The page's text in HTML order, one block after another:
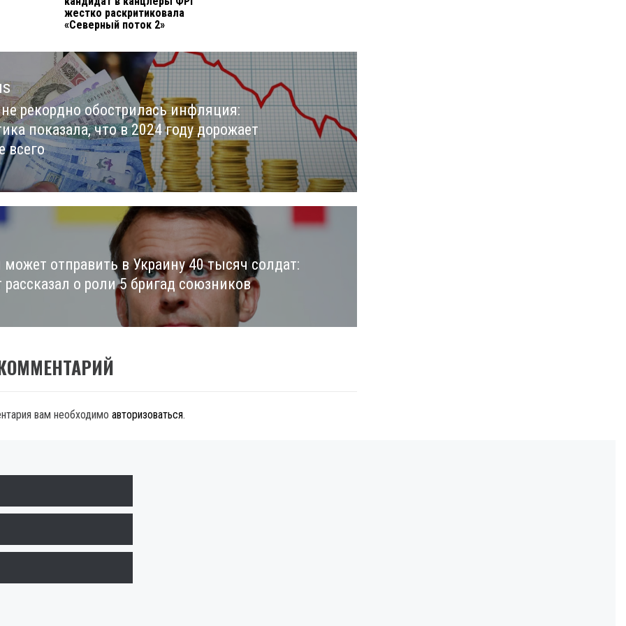
жестко раскритиковала
«Северный поток 2»
рекордно обострилась инфляция:
показала, что в 2024 году дорожает
всего
отправить в Украину 40 тысяч солдат:
рассказал о роли 5 бригад союзников
вам необходимо авторизоваться.